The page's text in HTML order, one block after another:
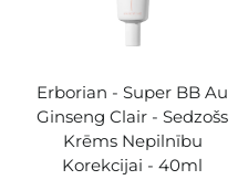
Erborian - Super BB Au
Ginseng Clair - Sedzošs
Krēms Nepilnību
Korekcijai - 40ml